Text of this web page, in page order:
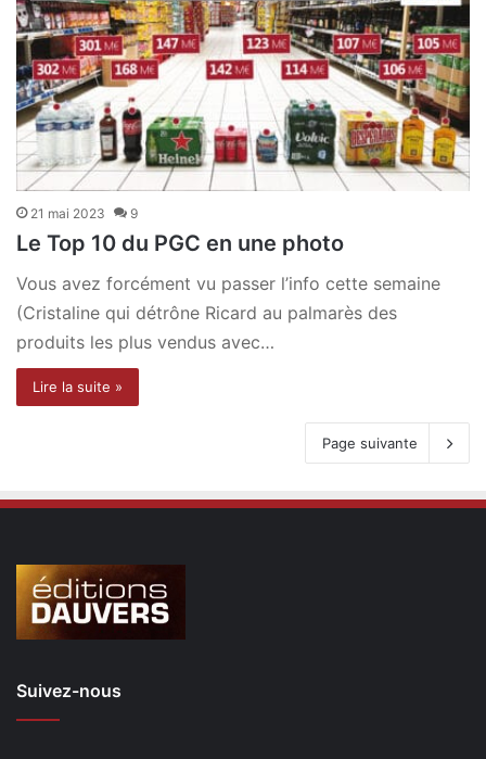
21 mai 2023 9
Le Top 10 du PGC en une photo
Vous avez forcément vu passer l’info cette semaine
(Cristaline qui détrône Ricard au palmarès des
produits les plus vendus avec…
Lire la suite »
Page suivante
Suivez-nous